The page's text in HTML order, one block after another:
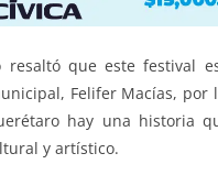
resaltó que este festival
Felifer Macías,
hay una historia
y artístico.